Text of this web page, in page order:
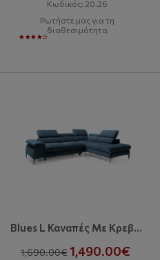
Κωδικός: 20.26
Ρωτήστε μας για τη
διαθεσιμότητα
Blues L Καναπές Με Κρεβάτι
1,690.00€1,490.00€